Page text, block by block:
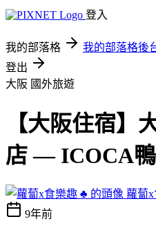
登入
我的部落格 我的部落格後
登出
大阪 國外旅遊
【大阪住宿】
店 — ICOCA鴨
蘿蔔
9年前